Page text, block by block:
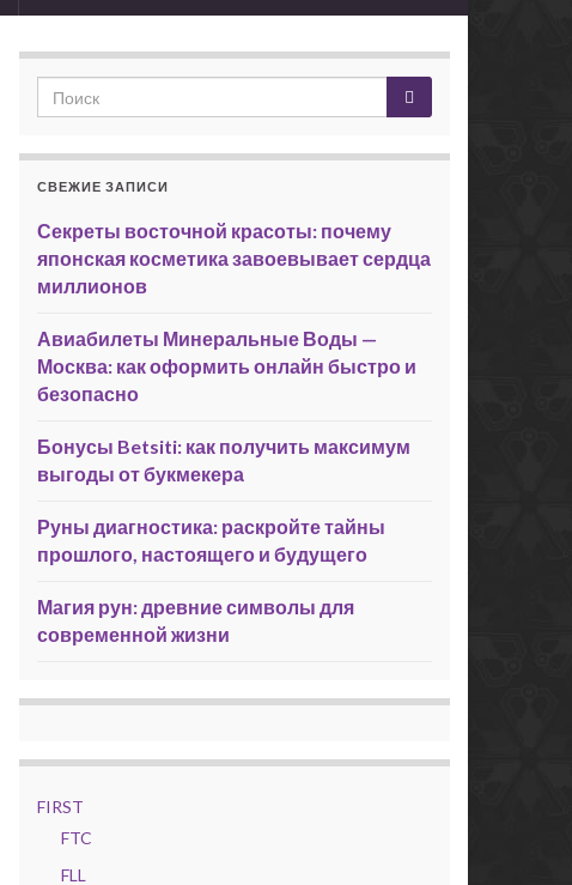
СВЕЖИЕ ЗАПИСИ
Секреты восточной красоты: почему
японская косметика завоевывает сердца
миллионов
Авиабилеты Минеральные Воды —
Москва: как оформить онлайн быстро и
безопасно
Бонусы Betsiti: как получить максимум
выгоды от букмекера
Руны диагностика: раскройте тайны
прошлого, настоящего и будущего
Магия рун: древние символы для
современной жизни
FIRST
FTC
FLL